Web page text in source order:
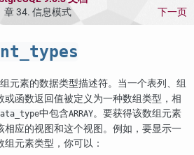
章 34. 信息模式 下一页
元素的数据类型描述符。当一个表列、组
或函数返回值被定义为一种数组类型，相
中包含ARRAY。要获得该数组元素
相应的视图和这个视图。例如，要显示一
元素类型，你可以：